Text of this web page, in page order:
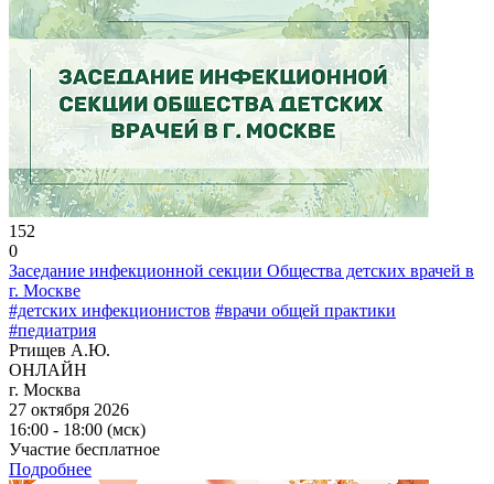
152
0
Заседание инфекционной секции Общества детских врачей в
г. Москве
#детских инфекционистов #врачи общей практики
#педиатрия
Ртищев А.Ю.
ОНЛАЙН
г. Москва
27 октября 2026
16:00 - 18:00 (мск)
Участие бесплатное
Подробнее